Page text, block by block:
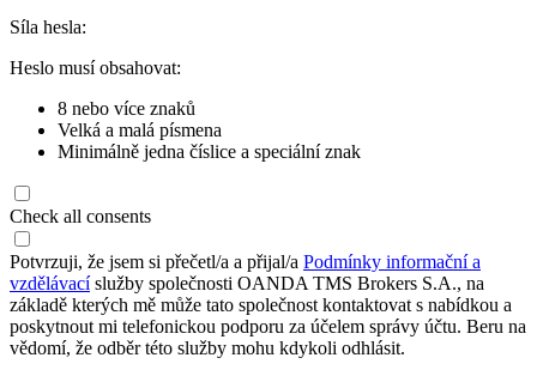
Síla hesla:
Heslo musí obsahovat:
8 nebo více znaků
Velká a malá písmena
Minimálně jedna číslice a speciální znak
Check all consents
Potvrzuji, že jsem si přečetl/a a přijal/a Podmínky informační a
vzdělávacíslužby společnosti OANDA TMS Brokers S.A., na
základě kterých mě může tato společnost kontaktovat s nabídkou a
poskytnout mi telefonickou podporu za účelem správy účtu. Beru na
vědomí, že odběr této služby mohu kdykoli odhlásit.